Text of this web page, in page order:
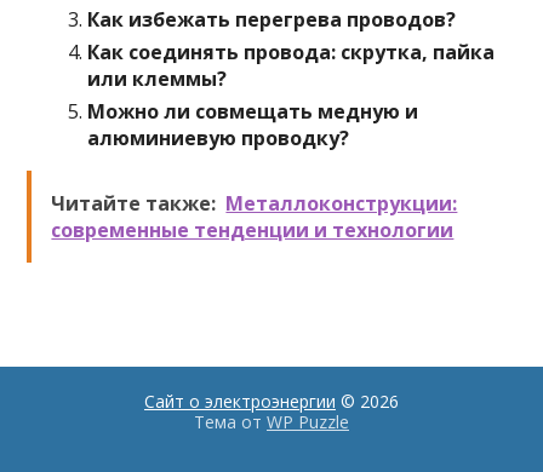
Как избежать перегрева проводов?
Как соединять провода: скрутка, пайка
или клеммы?
Можно ли совмещать медную и
алюминиевую проводку?
Читайте также: Металлоконструкции:
современные тенденции и технологии
Сайт о электроэнергии © 2026
Тема от WP Puzzle